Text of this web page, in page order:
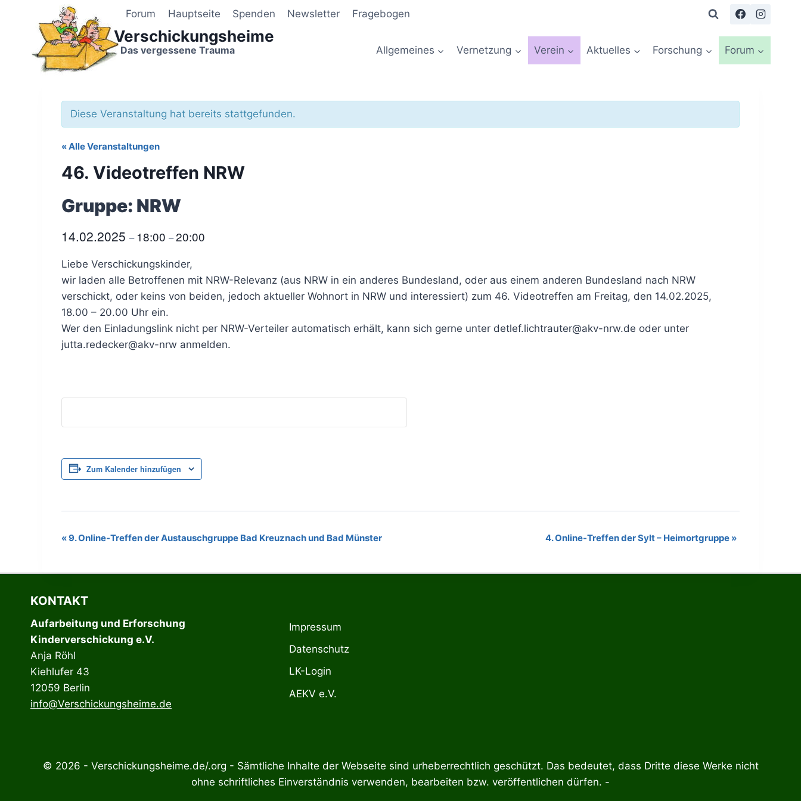
Forum Hauptseite Spenden Newsletter Fragebogen
Verschickungsheime
Das vergessene Trauma Allgemeines Vernetzung Verein Aktuelles Forschung Forum
Diese Veranstaltung hat bereits stattgefunden.
« Alle Veranstaltungen
46. Videotreffen NRW
14.02.2025 – 18:00 –20:00
Liebe Verschickungskinder,
wir laden alle Betroffenen mit NRW-Relevanz (aus NRW in ein anderes Bundesland, oder aus einem anderen Bundesland nach NRW
verschickt, oder keins von beiden, jedoch aktueller Wohnort in NRW und interessiert) zum 46. Videotreffen am Freitag, den 14.02.2025,
18.00 – 20.00 Uhr ein.
Wer den Einladungslink nicht per NRW-Verteiler automatisch erhält, kann sich gerne unter detlef.lichtrauter@akv-nrw.de oder unter
jutta.redecker@akv-nrw anmelden.
Zum Kalender hinzufügen
Veranstaltung-
«9. Online-Treffen der Austauschgruppe Bad Kreuznach und Bad Münster 4. Online-Treffen der Sylt – Heimortgruppe »
KONTAKT
Aufarbeitung und Erforschung
Kinderverschickung e.V.
Anja Röhl
Kiehlufer 43
12059 Berlin
info@Verschickungsheime.de
Impressum
Datenschutz
LK-Login
AEKV e.V.
© 2026 - Verschickungsheime.de/.org - Sämtliche Inhalte der Webseite sind urheberrechtlich geschützt. Das bedeutet, dass Dritte diese Werke nicht
ohne schriftliches Einverständnis verwenden, bearbeiten bzw. veröffentlichen dürfen. -